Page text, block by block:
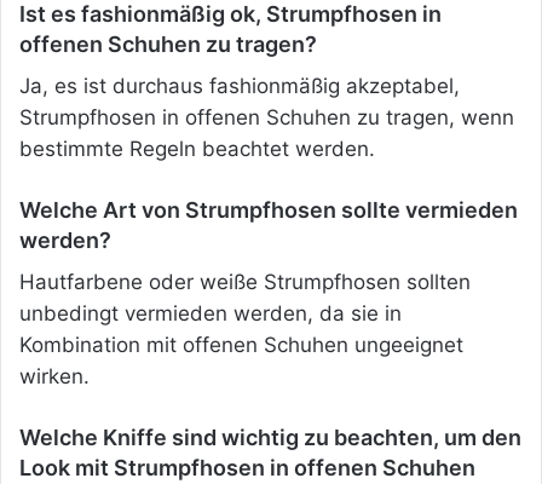
Ist es fashionmäßig ok, Strumpfhosen in
offenen Schuhen zu tragen?
Ja, es ist durchaus fashionmäßig akzeptabel,
Strumpfhosen in offenen Schuhen zu tragen, wenn
bestimmte Regeln beachtet werden.
Welche Art von Strumpfhosen sollte vermieden
werden?
Hautfarbene oder weiße Strumpfhosen sollten
unbedingt vermieden werden, da sie in
Kombination mit offenen Schuhen ungeeignet
wirken.
Welche Kniffe sind wichtig zu beachten, um den
Look mit Strumpfhosen in offenen Schuhen